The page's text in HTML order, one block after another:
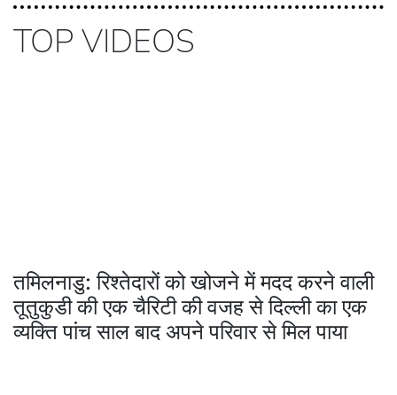
TOP VIDEOS
तमिलनाडु: रिश्तेदारों को खोजने में मदद करने वाली
तूतुकुडी की एक चैरिटी की वजह से दिल्ली का एक
व्यक्ति पांच साल बाद अपने परिवार से मिल पाया